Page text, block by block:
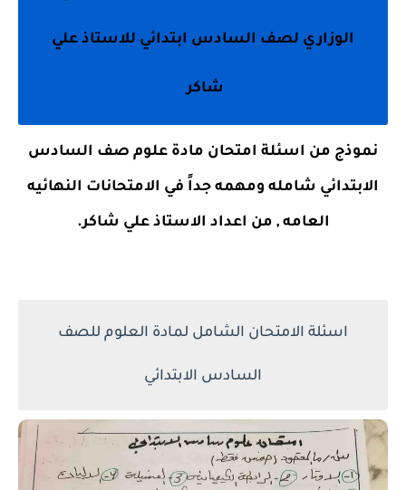
الوزاري لصف السادس ابتدائي للاستاذ علي
شاكر
نموذج من اسئلة امتحان مادة علوم صف السادس
الابتدائي شامله ومهمه جداً في الامتحانات النهائيه
العامه , من اعداد الاستاذ علي شاكر.
اسئلة الامتحان الشامل لمادة العلوم للصف
السادس الابتدائي